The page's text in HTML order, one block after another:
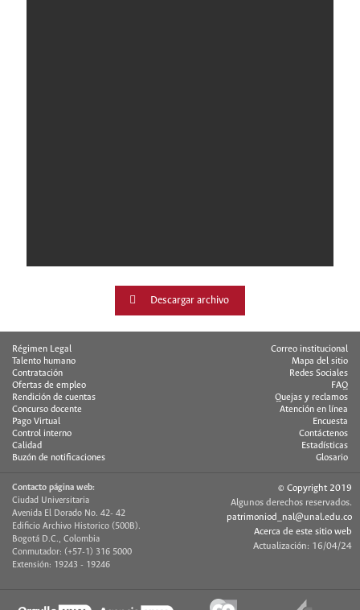
Descargar archivo
Régimen Legal
Talento humano
Contratación
Ofertas de empleo
Rendición de cuentas
Concurso docente
Pago Virtual
Control interno
Calidad
Buzón de notificaciones
Correo institucional
Mapa del sitio
Redes Sociales
FAQ
Quejas y reclamos
Atención en línea
Encuesta
Contáctenos
Estadísticas
Glosario
Contacto página web:
Ciudad Universitaria
Avenida El Dorado No. 42- 42
Edificio Archivo Historico (500B).
Bogotá D.C., Colombia
Conmutador: (+57-1) 316 5000
Extensión: 19243 - 19246
© Copyright 2019
Algunos derechos reservados.
patrimoniod_nal@unal.edu.co
Acerca de este sitio web
Actualización: 16/04/24